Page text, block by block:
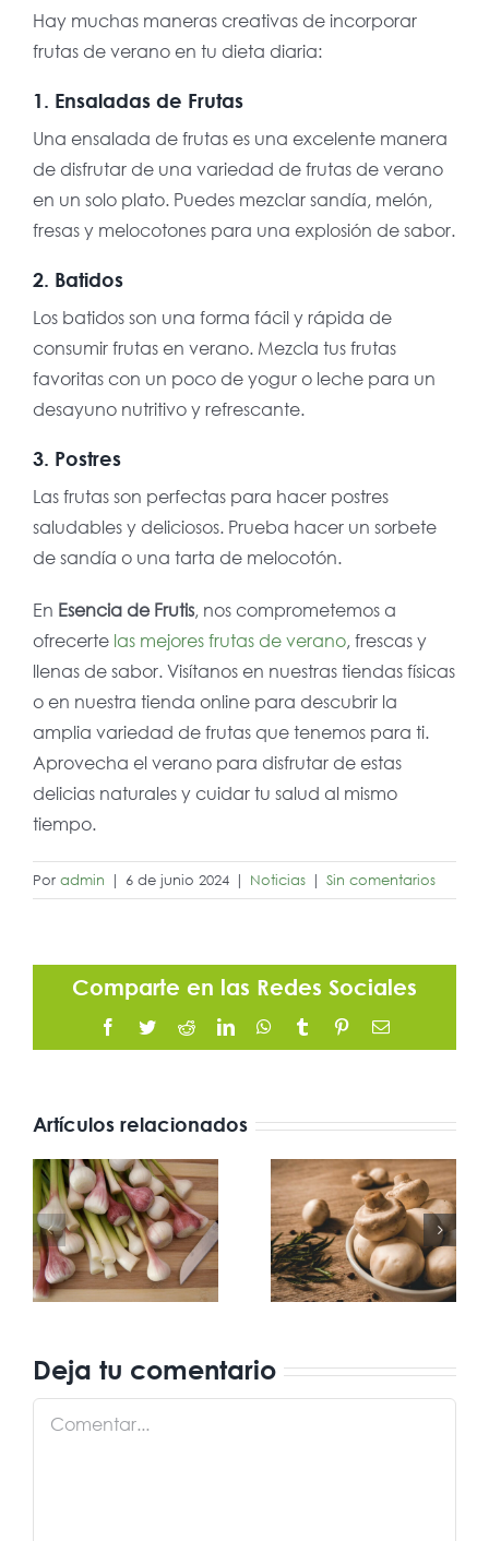
Hay muchas maneras creativas de incorporar
frutas de verano en tu dieta diaria:
1. Ensaladas de Frutas
Una ensalada de frutas es una excelente manera
de disfrutar de una variedad de frutas de verano
en un solo plato. Puedes mezclar sandía, melón,
fresas y melocotones para una explosión de sabor.
2. Batidos
Los batidos son una forma fácil y rápida de
consumir frutas en verano. Mezcla tus frutas
favoritas con un poco de yogur o leche para un
desayuno nutritivo y refrescante.
3. Postres
Las frutas son perfectas para hacer postres
saludables y deliciosos. Prueba hacer un sorbete
de sandía o una tarta de melocotón.
En Esencia de Frutis, nos comprometemos a
ofrecerte las mejores frutas de verano, frescas y
llenas de sabor. Visítanos en nuestras tiendas físicas
o en nuestra tienda online para descubrir la
amplia variedad de frutas que tenemos para ti.
Aprovecha el verano para disfrutar de estas
delicias naturales y cuidar tu salud al mismo
tiempo.
Por admin | 6 de junio 2024 | Noticias | Sin comentarios
Comparte en las Redes Sociales
Facebook
TwitterRedditLinkedInWhatsApp
Tumblr PinterestCorreo
Artículos relacionados
Propiedades
de los
champiñones,
un tesoro
nutricional
Alcachofas
frescas en
Esencia de
Frutis
Deja tu comentario
Comentar